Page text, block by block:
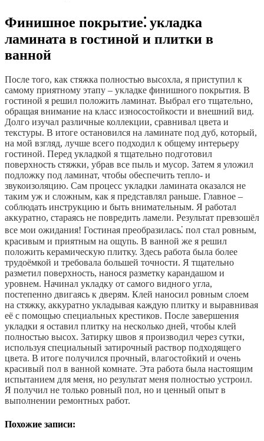
Финишное покрытие⁚ укладка
ламината в гостиной и плитки в
ванной
После того, как стяжка полностью высохла, я приступил к
самому приятному этапу – укладке финишного покрытия. В
гостиной я решил положить ламинат. Выбрал его тщательно,
обращая внимание на класс износостойкости и внешний вид.
Долго изучал различные коллекции, сравнивал цвета и
текстуры. В итоге остановился на ламинате под дуб, который,
на мой взгляд, лучше всего подходил к общему интерьеру
гостиной. Перед укладкой я тщательно подготовил
поверхность стяжки, убрав все пыль и мусор. Затем я уложил
подложку под ламинат, чтобы обеспечить тепло- и
звукоизоляцию. Сам процесс укладки ламината оказался не
таким уж и сложным, как я представлял раньше. Главное –
соблюдать инструкцию и быть внимательным. Я работал
аккуратно, стараясь не повредить ламели. Результат превзошёл
все мои ожидания! Гостиная преобразилась⁚ пол стал ровным,
красивым и приятным на ощупь. В ванной же я решил
положить керамическую плитку. Здесь работа была более
трудоёмкой и требовала большей точности. Я тщательно
разметил поверхность, нанося разметку карандашом и
уровнем. Начинал укладку от самого видного угла,
постепенно двигаясь к дверям. Клей наносил ровным слоем
на стяжку, аккуратно укладывая каждую плитку и выравнивая
её с помощью специальных крестиков. После завершения
укладки я оставил плитку на несколько дней, чтобы клей
полностью высох. Затирку швов я производил через сутки,
используя специальный затирочный раствор подходящего
цвета. В итоге получился прочный, влагостойкий и очень
красивый пол в ванной комнате. Эта работа была настоящим
испытанием для меня, но результат меня полностью устроил.
Я получил не только ровный пол, но и ценный опыт в
выполнении ремонтных работ.
Похожие записи: